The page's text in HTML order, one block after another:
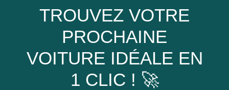
TROUVEZ VOTRE
PROCHAINE
VOITURE IDÉALE EN
1 CLIC ! 🚀